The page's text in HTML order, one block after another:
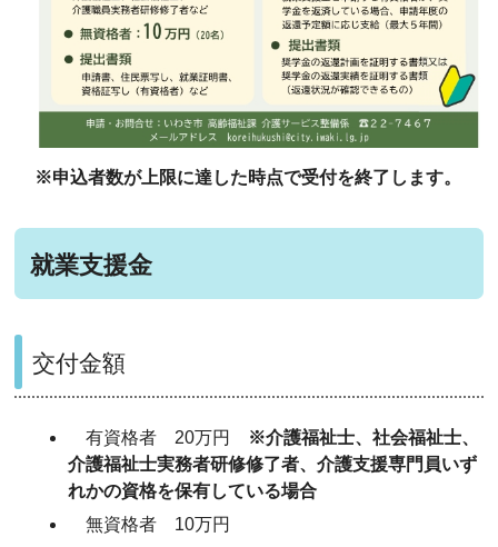
※申込者数が上限に達した時点で受付を終了します。
就業支援金
交付金額
有資格者 20万円 ※介護福祉士、社会福祉士、
介護福祉士実務者研修修了者、介護支援専門員いず
れかの資格を保有している場合
無資格者 10万円